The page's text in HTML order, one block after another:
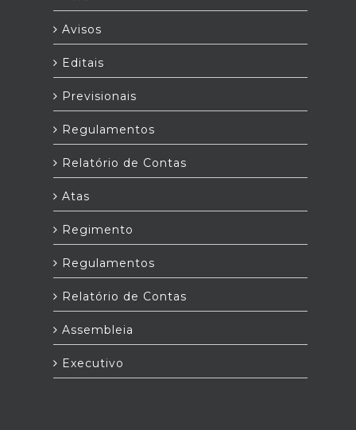
Avisos
Editais
Previsionais
Regulamentos
Relatório de Contas
Atas
Regimento
Regulamentos
Relatório de Contas
Assembleia
Executivo